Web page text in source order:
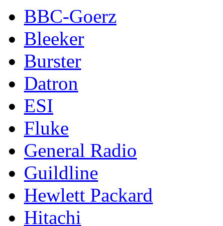
BBC-Goerz
Bleeker
Burster
Datron
ESI
Fluke
General Radio
Guildline
Hewlett Packard
Hitachi